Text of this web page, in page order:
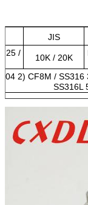
JIS
10K / 20K
/
2) CF8M /
SS316L